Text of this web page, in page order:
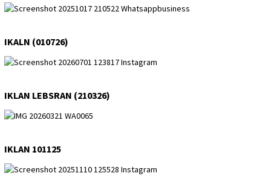
IKALN (010726)
IKLAN LEBSRAN (210326)
IKLAN 101125